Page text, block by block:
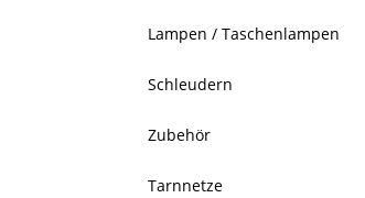
Lampen / Taschenlampen
Schleudern
Zubehör
Tarnnetze